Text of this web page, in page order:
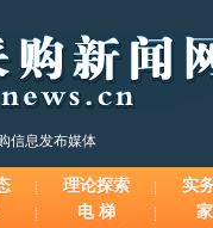
信息发布媒体
理论探索
实
电 梯